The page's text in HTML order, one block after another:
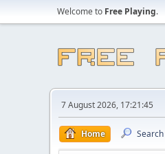
Welcome to Free Playing.
7 August 2026, 17:21:45
Home Search